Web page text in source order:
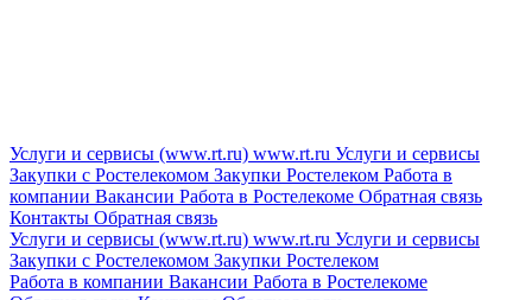
Услуги и сервисы (www.rt.ru) www.rt.ru Услуги и сервисы
Закупки с Ростелекомом Закупки Ростелеком Работа в
компании Вакансии Работа в Ростелекоме Обратная связь
Контакты Обратная связь
Услуги и сервисы (www.rt.ru) www.rt.ru Услуги и сервисы
Закупки с Ростелекомом Закупки Ростелеком
Работа в компании Вакансии Работа в Ростелекоме